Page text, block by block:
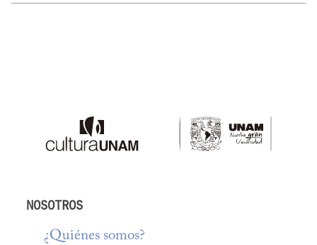
NOSOTROS
¿Quiénes somos?